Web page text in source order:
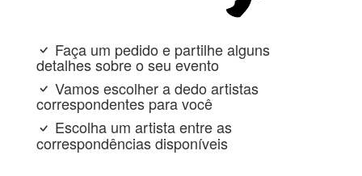
Faça um pedido e partilhe alguns
detalhes sobre o seu evento
Vamos escolher a dedo artistas
correspondentes para você
Escolha um artista entre as
correspondências disponíveis